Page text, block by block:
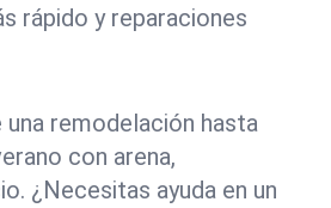
rápido y reparaciones
remodelación hasta
con arena,
¿Necesitas ayuda en un